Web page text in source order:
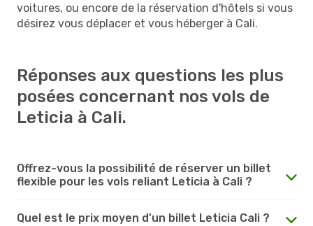
voitures, ou encore de la réservation d'hôtels si vous
désirez vous déplacer et vous héberger à Cali.
Réponses aux questions les plus
posées concernant nos vols de
Leticia à Cali.
Offrez-vous la possibilité de réserver un billet
flexible pour les vols reliant Leticia à Cali ?
Quel est le prix moyen d'un billet Leticia Cali ?